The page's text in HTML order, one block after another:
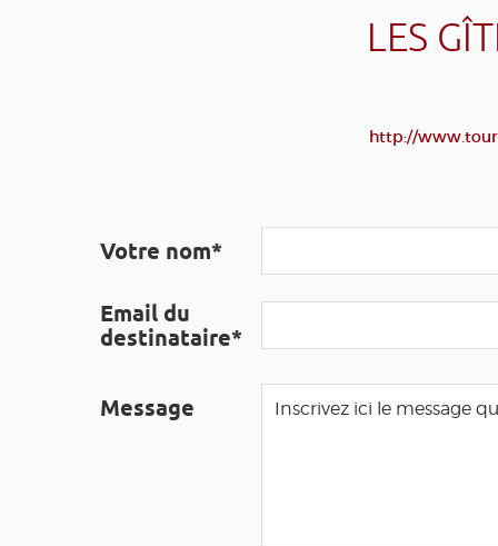
LES
http://
Votre nom*
Email du
destinataire*
Message